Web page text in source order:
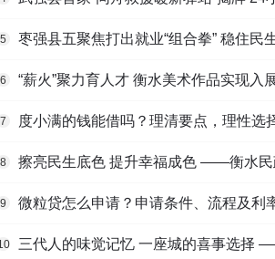
5 枣强县五聚焦打出就业“组合拳” 稳住民
6 “薪火”聚力育人才 衡水美术作品实现入
7 度小满的钱能借吗？理清要点，理性选择普
8 擦亮民生底色 提升幸福成色 ——衡水民政事业高质量
9 微粒贷怎么申请？申请条件、流程及利率详
三代人的味觉记忆 一座城的喜事选择 ——欣念饺子二十九载